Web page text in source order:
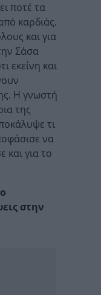
ποτέ τα
καρδιάς.
και για
Σάσα
εκείνη και
Η γνωστή
της
τι
να
και για το
στην